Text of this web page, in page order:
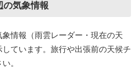
の気象情報
情報（雨雲レーダー・現在の天
ています。旅行や出張前の天候チ
。